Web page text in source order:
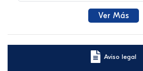
Ver Más
Aviso legal